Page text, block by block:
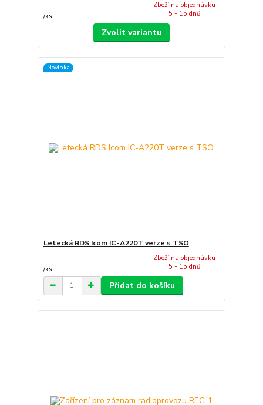
/ks
Zboží na objednávku
5 - 15 dnů
Zvolit variantu
Novinka
Letecká RDS Icom IC-A220T verze s TSO
/ks
Zboží na objednávku
5 - 15 dnů
Přidat do košíku